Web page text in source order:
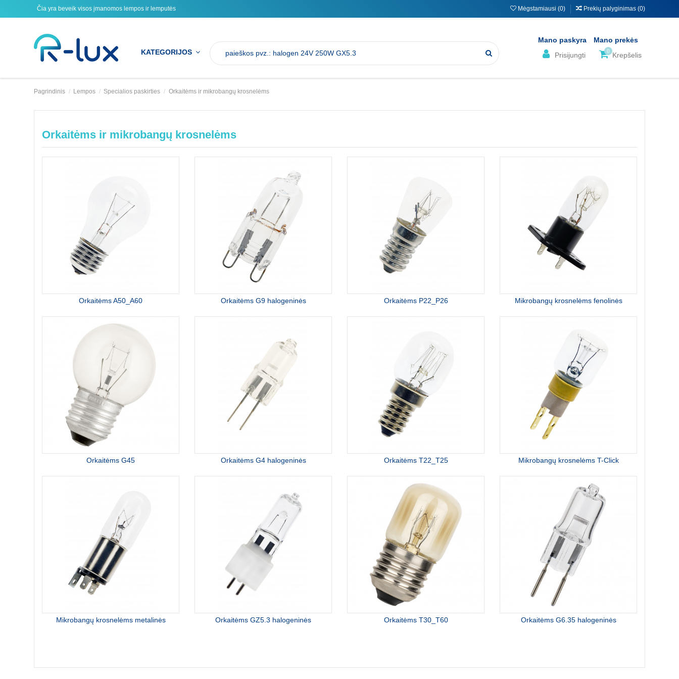
Čia yra beveik visos įmanomos lempos ir lemputės Mėgstamiausi (0) Prekių palyginimas (0)
KATEGORIJOS
Mano paskyra
Prisijungti
Mano prekės
0Krepšelis
Pagrindinis Lempos Specialios paskirties Orkaitėms ir mikrobangų krosnelėms
Orkaitėms ir mikrobangų krosnelėms
Orkaitėms A50_A60 Orkaitėms G9 halogeninės Orkaitėms P22_P26 Mikrobangų krosnelėms fenolinės
Orkaitėms G45 Orkaitėms G4 halogeninės Orkaitėms T22_T25 Mikrobangų krosnelėms T-Click
Mikrobangų krosnelėms metalinės Orkaitėms GZ5.3 halogeninės Orkaitėms T30_T60 Orkaitėms G6.35 halogeninės